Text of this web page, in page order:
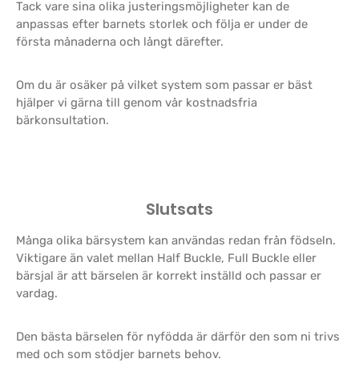
Tack vare sina olika justeringsmöjligheter kan de
anpassas efter barnets storlek och följa er under de
första månaderna och långt därefter.
Om du är osäker på vilket system som passar er bäst
hjälper vi gärna till genom vår kostnadsfria
bärkonsultation.
Slutsats
Många olika bärsystem kan användas redan från födseln.
Viktigare än valet mellan Half Buckle, Full Buckle eller
bärsjal är att bärselen är korrekt inställd och passar er
vardag.
Den bästa bärselen för nyfödda är därför den som ni trivs
med och som stödjer barnets behov.